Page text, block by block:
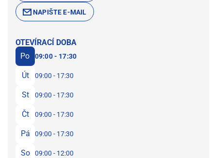
NAPIŠTE E-MAIL
OTEVÍRACÍ DOBA
Po
09:00 - 17:30
Út 09:00 - 17:30
St 09:00 - 17:30
Čt 09:00 - 17:30
Pá 09:00 - 17:30
So 09:00 - 12:00